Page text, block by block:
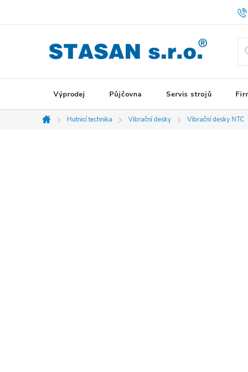
Výprodej Půjčovna Servis strojů
Domů
Hutnicí technika Vibrační desky Vibrační desky NTC